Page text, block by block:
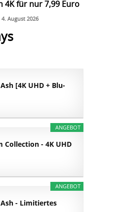
4K für nur 7,99 Euro
4. August 2026
[4K UHD + Blu-
ANGEBOT
Collection - 4K UHD
ANGEBOT
- Limitiertes